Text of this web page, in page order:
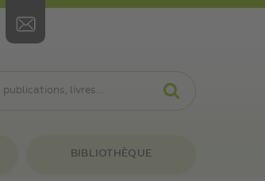
BIBLIOTHÈQUE